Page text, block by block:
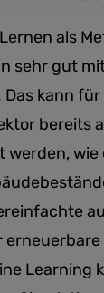
als
sehr gut
kann
Learning